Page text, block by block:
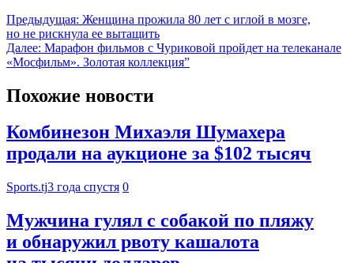
Предыдущая: Женщина прожила 80 лет с иглой в мозге,
но не рискнула ее вытащить
Далее: Марафон фильмов с Чуриковой пройдет на телеканале
«Мосфильм». Золотая коллекция”
Похожие новости
Комбинезон Михаэля Шумахера
продали на аукционе за $102 тысяч
Sports.tj3 года спустя 0
Мужчина гулял с собакой по пляжу
и обнаружил рвоту кашалота